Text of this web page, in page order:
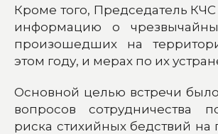
Кроме того, Председатель
информацию о
произошедших на
этом году, и мерах по их
Основной целью встречи
вопросов сотрудничества
риска стихийных бедствий на